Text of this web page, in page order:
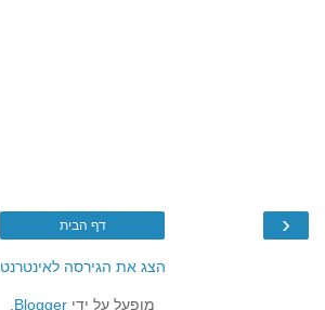
‹ דף הבית
הצג את הגירסה לאינטרנט
מופעל על ידי Blogger